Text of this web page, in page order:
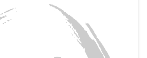
놓치지 않고 오롯이 느낄 수 있답니다.
향을 가득 품은 멍게로 나른해진 몸과 마음을 깨워보